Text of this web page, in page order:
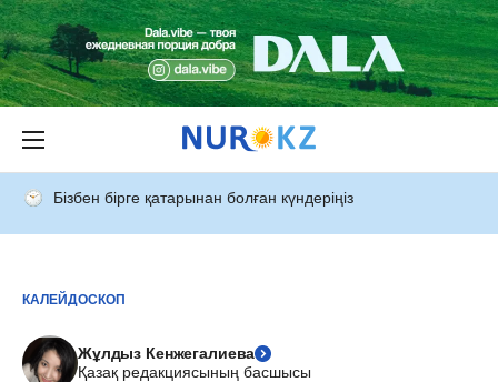
Бізбен бірге қатарынан болған күндеріңіз
КАЛЕЙДОСКОП
Жұлдыз Кенжегалиева
Қазақ редакциясының басшысы